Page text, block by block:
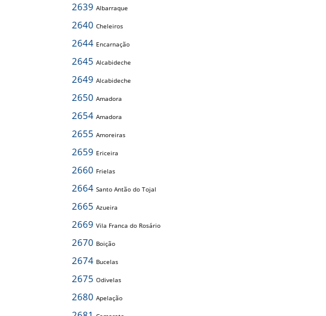
2639 Albarraque
2640 Cheleiros
2644 Encarnação
2645 Alcabideche
2649 Alcabideche
2650 Amadora
2654 Amadora
2655 Amoreiras
2659 Ericeira
2660 Frielas
2664 Santo Antão do Tojal
2665 Azueira
2669 Vila Franca do Rosário
2670 Boição
2674 Bucelas
2675 Odivelas
2680 Apelação